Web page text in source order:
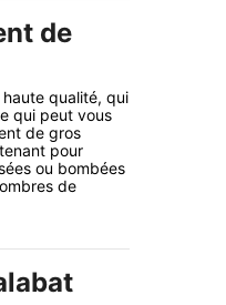
de
qualité, qui
qui peut vous
de gros
pour
ou bombées
de